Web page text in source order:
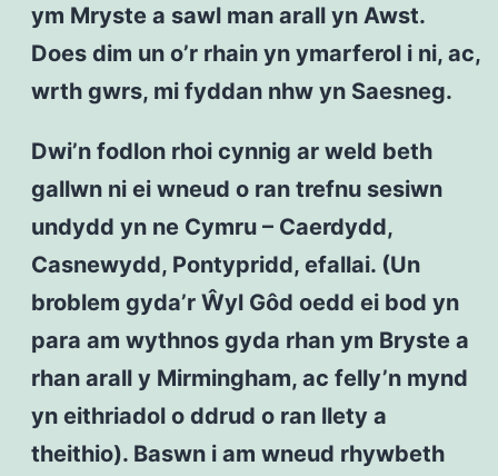
ym Mryste a sawl man arall yn Awst.
Does dim un o’r rhain yn ymarferol i ni, ac,
wrth gwrs, mi fyddan nhw yn Saesneg.
Dwi’n fodlon rhoi cynnig ar weld beth
gallwn ni ei wneud o ran trefnu sesiwn
undydd yn ne Cymru – Caerdydd,
Casnewydd, Pontypridd, efallai. (Un
broblem gyda’r Ŵyl Gôd oedd ei bod yn
para am wythnos gyda rhan ym Bryste a
rhan arall y Mirmingham, ac felly’n mynd
yn eithriadol o ddrud o ran llety a
theithio). Baswn i am wneud rhywbeth